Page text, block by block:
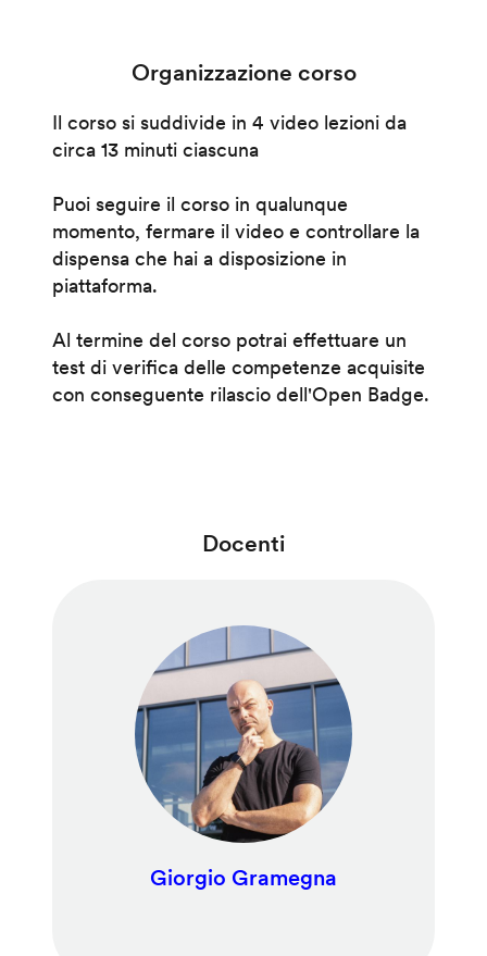
Organizzazione corso
Il corso si suddivide in 4 video lezioni da
circa 13 minuti ciascuna
Puoi seguire il corso in qualunque
momento, fermare il video e controllare la
dispensa che hai a disposizione in
piattaforma.
Al termine del corso potrai effettuare un
test di verifica delle competenze acquisite
con conseguente rilascio dell'Open Badge.
Docenti
Giorgio Gramegna